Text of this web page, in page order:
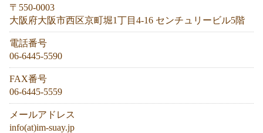
〒550-0003
大阪府大阪市西区京町堀1丁目4-16 センチュリービル5階
電話番号
06-6445-5590
FAX番号
06-6445-5559
メールアドレス
info(at)im-suay.jp